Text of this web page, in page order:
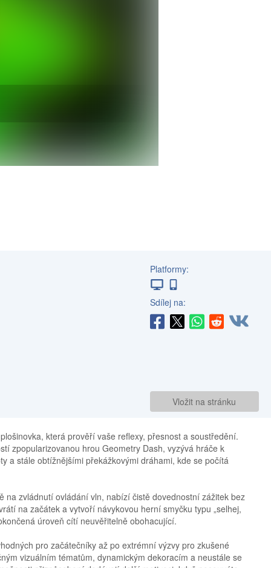
Platformy:
Sdílej na:
Vložit na stránku
která prověří vaše reflexy, přesnost a soustředění.
zpopularizovanou hrou Geometry Dash, vyzývá hráče k
a stále obtížnějšími překážkovými dráhami, kde se počítá
na zvládnutí ovládání vln, nabízí čistě dovednostní zážitek bez
na začátek a vytvoří návykovou herní smyčku typu „selhej,
úroveň cítí neuvěřitelně obohacující.
pro začátečníky až po extrémní výzvy pro zkušené
vizuálním tématům, dynamickým dekoracím a neustále se